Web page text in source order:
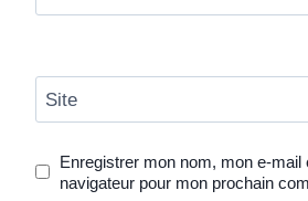
Site
Enregistrer mon nom, mon e-mail
navigateur pour mon prochain